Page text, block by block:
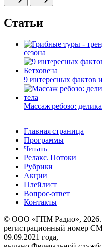
Статьи
сезона
9 интересных фактов
Массаж ребозо:
Главная страница
Программы
Читать
Релакс. Потоки
Рубрики
Акции
Плейлист
Вопрос-ответ
Контакты
© ООО «ГПМ Радио», 2026.
регистрационный номер
09.09.2021 года,